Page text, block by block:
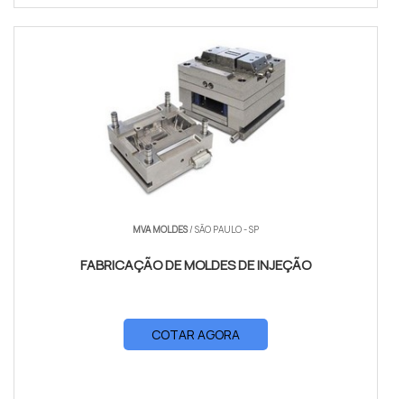
MVA MOLDES/ SÃO PAULO - SP
FABRICAÇÃO DE MOLDES DE INJEÇÃO
COTAR AGORA